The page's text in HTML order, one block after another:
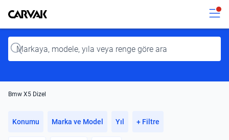
Kavak
Input
Bmw X5 Dizel
Konumu Marka ve Model Yıl + Filtre